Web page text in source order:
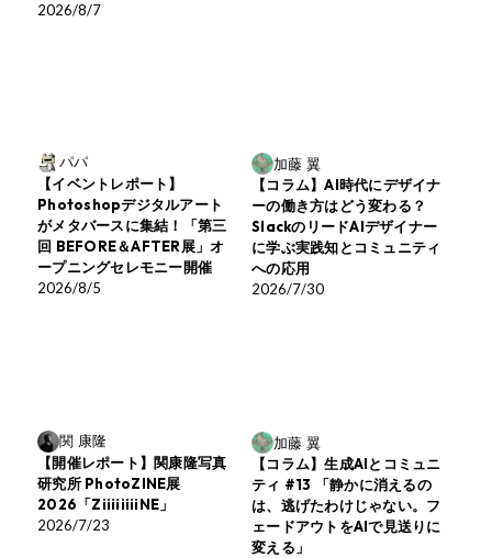
2026/8/7
パパ
【イベントレポート】
Photoshopデジタルアート
がメタバースに集結！「第三
回 BEFORE＆AFTER展」オ
ープニングセレモニー開催
2026/8/5
加藤 翼
【コラム】AI時代にデザイナ
ーの働き方はどう変わる？
SlackのリードAIデザイナー
に学ぶ実践知とコミュニティ
への応用
2026/7/30
関 康隆
【開催レポート】関康隆写真
研究所 PhotoZINE展
2026「ZiiiiiiiiNE」
2026/7/23
加藤 翼
【コラム】生成AIとコミュニ
ティ #13 「静かに消えるの
は、逃げたわけじゃない。フ
ェードアウトをAIで見送りに
変える」